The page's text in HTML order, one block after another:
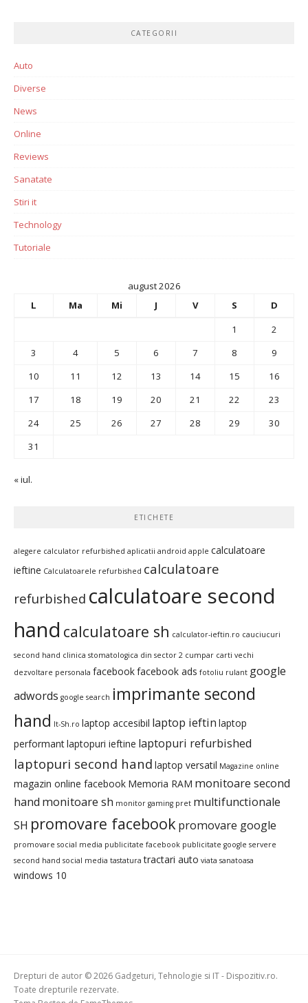
CATEGORII
Auto
Diverse
News
Online
Reviews
Sanatate
Stiri it
Technology
Tutoriale
august 2026
L
Ma Mi J V S
D
1
2
3
4 5 6 7 8
9
10
11 12 13 14 15
16
17
18 19 20 21 22
23
24
25 26 27 28 29
30
31
« iul.
ETICHETE
alegere calculator refurbished aplicatii android apple calculatoare
ieftine Calculatoarele refurbished calculatoare
refurbished calculatoare second
hand calculatoare sh calculator-ieftin.ro cauciucuri
second hand clinica stomatologica din sector 2 cumpar carti vechi
dezvoltare personala facebookfacebook ads fotoliu rulant google
adwords google search imprimante second
hand It-Sh.ro laptop accesibil laptop ieftin laptop
performantlaptopuri ieftine laptopuri refurbished
laptopuri second hand laptop versatil Magazine online
magazin online facebook Memoria RAM monitoare second
hand monitoare sh monitor gaming pret multifunctionale
SH promovare facebookpromovare google
promovare social media publicitate facebook publicitate google servere
second hand social media tastatura tractari auto viata sanatoasa
windows 10
Drepturi de autor © 2026 Gadgeturi, Tehnologie si IT - Dispozitiv.ro.
Toate drepturile rezervate.